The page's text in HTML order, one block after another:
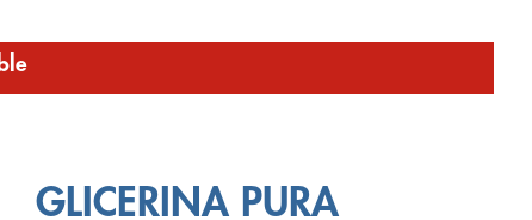
GLICERINA PURA